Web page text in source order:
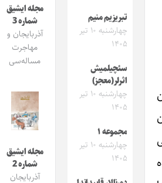
تبریزیم منیم
چهارشنبه ۱۰ تیر
۱۴۰۵
سئچیلمیش
اثرلر(معجز)
چهارشنبه ۱۰ تیر
۱۴۰۵
مجموعه ۱
چهارشنبه ۱۰ تیر
۱۴۰۵
مجله ایشیق
شماره 3
آذربایجان و
مهاجرت
مساله‌سی
مجله ایشیق
شماره 2
آذربایجان